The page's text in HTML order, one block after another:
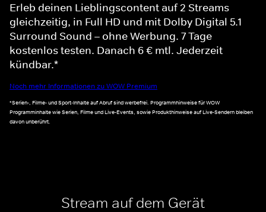
Erleb deinen Lieblingscontent auf 2 Streams
gleichzeitig, in Full HD und mit Dolby Digital 5.1
Surround Sound – ohne Werbung. 7 Tage
kostenlos testen. Danach 6 € mtl. Jederzeit
kündbar.*
Noch mehr Informationen zu WOW Premium
*Serien-, Filme- und Sport-Inhalte auf Abruf sind werbefrei. Programmhinweise für WOW
Programminhalte wie Serien, Filme und Live-Events, sowie Produkthinweise auf Live-Sendern bleiben
davon unberührt.
Stream auf dem Gerät